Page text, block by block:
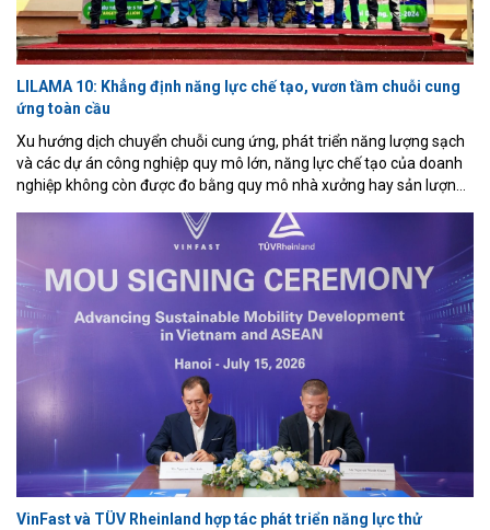
LILAMA 10: Khẳng định năng lực chế tạo, vươn tầm chuỗi cung
ứng toàn cầu
Xu hướng dịch chuyển chuỗi cung ứng, phát triển năng lượng sạch
và các dự án công nghiệp quy mô lớn, năng lực chế tạo của doanh
nghiệp không còn được đo bằng quy mô nhà xưởng hay sản lượng
đáp ứng các tiêu chuẩn quốc tế và tham gia vào chuỗi giá trị toàn
cầu. Với nền tảng hơn bốn thập kỷ phát triển, Công ty Cổ phần
Lilama 10 (LILAMA 10) đang từng bước khẳng định vị thế là một
trong những doanh nghiệp cơ khí chế tạo hàng đầu Việt Nam, đủ
năng lực đảm nhận những dự án có yêu cầu kỹ thuật cao trong và
ngoài nước.
VinFast và TÜV Rheinland hợp tác phát triển năng lực thử